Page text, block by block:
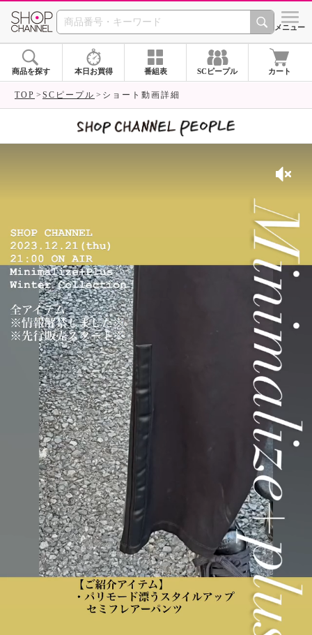
SHOP CHANNEL シメニュー
商品を探す 本日お買得 番組表 SCピープル カート
TOP SCピープル ショート動画詳細